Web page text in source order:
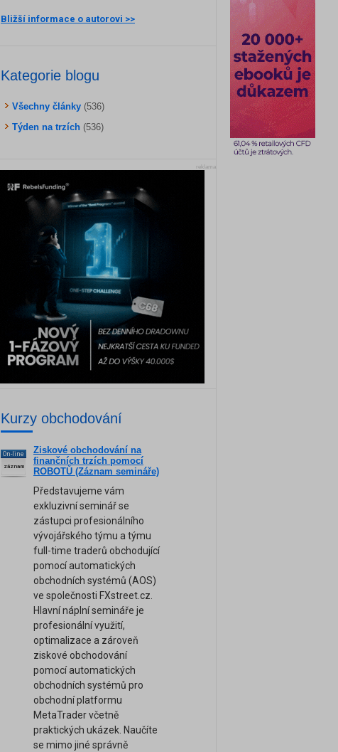
Bližší informace o autorovi >>
Kategorie blogu
Všechny články (536)
Týden na trzích (536)
reklama
Kurzy obchodování
On-line
záznam
Ziskové obchodování na
finančních trzích pomocí
ROBOTŮ (Záznam semináře)
Představujeme vám
exkluzivní seminář se
zástupci profesionálního
vývojářského týmu a týmu
full-time traderů obchodující
pomocí automatických
obchodních systémů (AOS)
ve společnosti FXstreet.cz.
Hlavní náplní semináře je
profesionální využití,
optimalizace a zároveň
ziskové obchodování
pomocí automatických
obchodních systémů pro
obchodní platformu
MetaTrader včetně
praktických ukázek. Naučíte
se mimo jiné správně